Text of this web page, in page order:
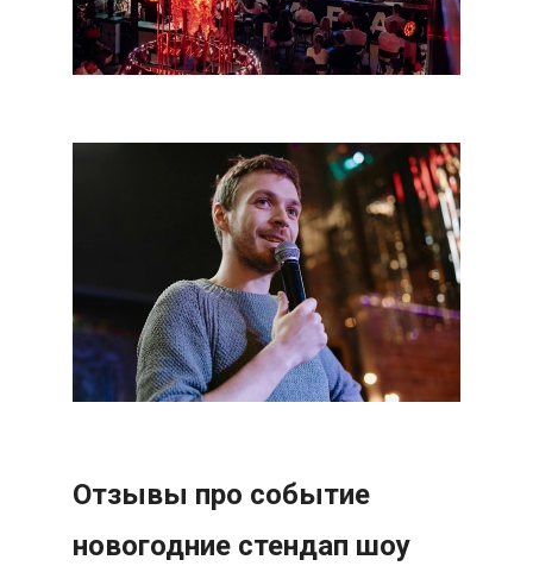
Отзывы про событие
новогодние стендап шоу